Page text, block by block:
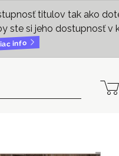
titulov tak ako
ste si jeho dostupnosť v
info